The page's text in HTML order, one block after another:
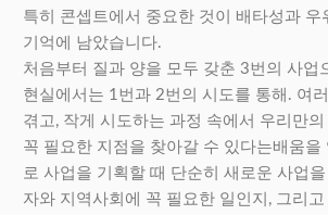
특히 콘셉트에서 중요한 것이 배타성과 우
기억에 남았습니다.
처음부터 질과 양을 모두 갖춘 3번의 사업
현실에서는 1번과 2번의 시도를 통해. 여
겪고, 작게 시도하는 과정 속에서 우리만의
꼭 필요한 지점을 찾아갈 수 있다는배움을
로 사업을 기획할 때 단순히 새로운 사업
자와 지역사회에 꼭 필요한 일인지, 그리